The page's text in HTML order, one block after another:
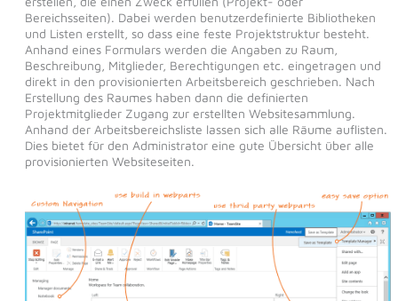
Bereichsseiten). Dabei werden benutzerdefinierte Bibliotheken
und Listen erstellt, so dass eine feste Projektstruktur besteht.
Anhand eines Formulars werden die Angaben zu Raum,
Beschreibung, Mitglieder, Berechtigungen etc. eingetragen und
direkt in den provisionierten Arbeitsbereich geschrieben. Nach
Erstellung des Raumes haben dann die definierten
Projektmitglieder Zugang zur erstellten Websitesammlung.
Anhand der Arbeitsbereichsliste lassen sich alle Räume auflisten.
Dies bietet für den Administrator eine gute Übersicht über alle
provisionierten Websiteseiten.